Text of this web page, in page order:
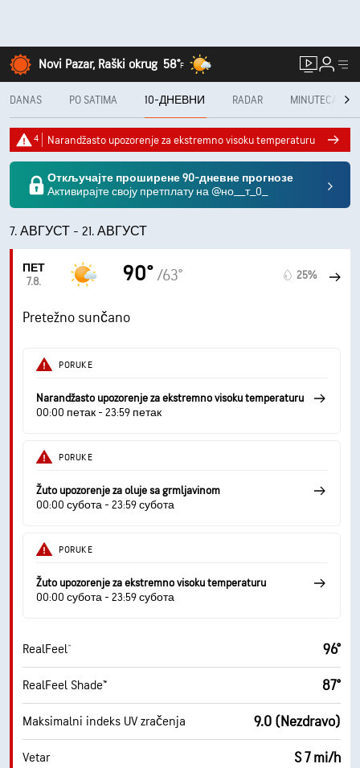
Novi Pazar, Raški okrug 58°F
DANAS PO SATIMA 10-ДНЕВНИ RADAR MINUTECAST®
4 Narandžasto upozorenje za ekstremno visoku temperaturu
Откључајте проширене 90-дневне прогнозе
Активирајте своју претплату на @но__т_0_
7. АВГУСТ - 21. АВГУСТ
ПЕТ
7.8.
90° /63° 25%
Pretežno sunčano
PORUKE
Narandžasto upozorenje za ekstremno visoku temperaturu
00:00 петак - 23:59 петак
PORUKE
Žuto upozorenje za oluje sa grmljavinom
00:00 субота - 23:59 субота
PORUKE
Žuto upozorenje za ekstremno visoku temperaturu
00:00 субота - 23:59 субота
RealFeel® 96°
RealFeel Shade™ 87°
Maksimalni indeks UV zračenja 9.0 (Nezdravo)
Vetar S 7 mi/h